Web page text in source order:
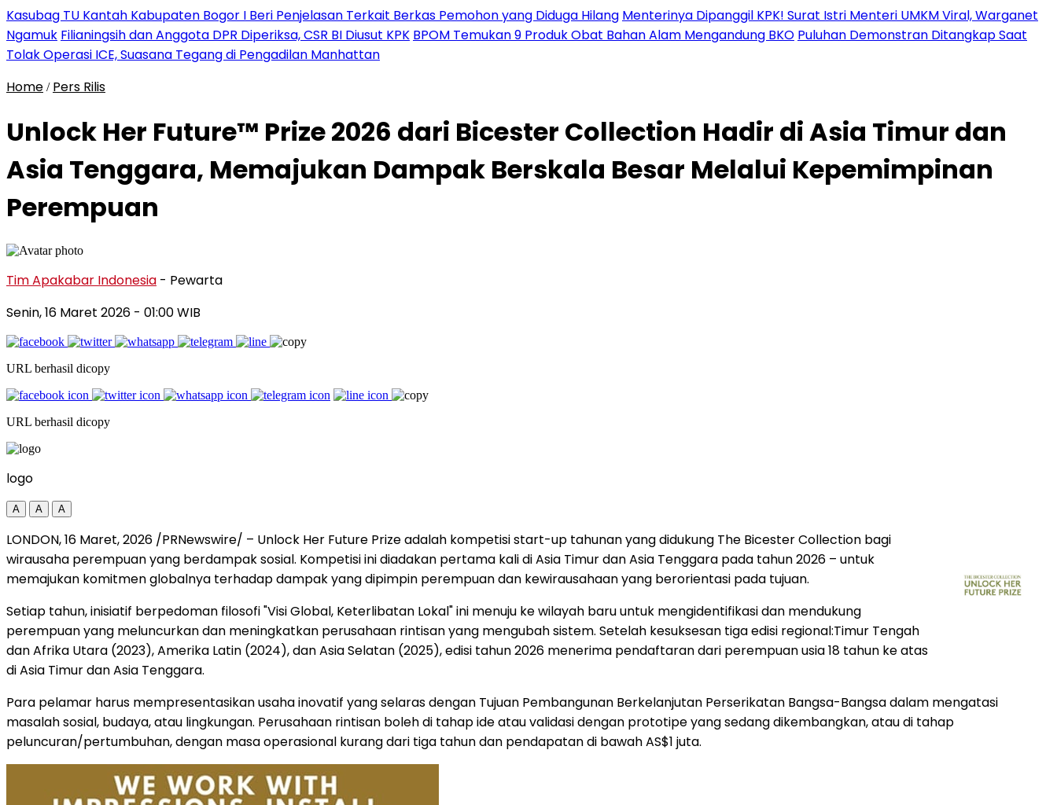
Kasubag TU Kantah Kabupaten Bogor I Beri Penjelasan Terkait Berkas Pemohon yang Diduga Hilang Menterinya Dipanggil KPK! Surat Istri Menteri UMKM Viral, Warganet
Ngamuk Filianingsih dan Anggota DPR Diperiksa, CSR BI Diusut KPK BPOM Temukan 9 Produk Obat Bahan Alam Mengandung BKO Puluhan Demonstran Ditangkap Saat
Tolak Operasi ICE, Suasana Tegang di Pengadilan Manhattan
Home / Pers Rilis
Unlock Her Future™ Prize 2026 dari Bicester Collection Hadir di Asia Timur dan
Asia Tenggara, Memajukan Dampak Berskala Besar Melalui Kepemimpinan
Perempuan
Tim Apakabar Indonesia - Pewarta
Senin, 16 Maret 2026 - 01:00 WIB
URL berhasil dicopy
URL berhasil dicopy
logo
A A A
LONDON,16 Maret, 2026 /PRNewswire/ – Unlock Her Future Prize adalah kompetisi start-up tahunan yang didukung The Bicester Collection bagi
wirausaha perempuan yang berdampak sosial. Kompetisi ini diadakan pertama kali di Asia Timur dan Asia Tenggara pada tahun 2026 – untuk
memajukan komitmen globalnya terhadap dampak yang dipimpin perempuan dan kewirausahaan yang berorientasi pada tujuan.
Setiap tahun, inisiatif berpedoman filosofi "Visi Global, Keterlibatan Lokal" ini menuju ke wilayah baru untuk mengidentifikasi dan mendukung
perempuan yang meluncurkan dan meningkatkan perusahaan rintisan yang mengubah sistem. Setelah kesuksesan tiga edisi regional:Timur Tengah
dan Afrika Utara (2023), Amerika Latin (2024), dan Asia Selatan (2025), edisi tahun 2026 menerima pendaftaran dari perempuan usia 18 tahun ke atas
di Asia Timur dan Asia Tenggara.
Para pelamar harus mempresentasikan usaha inovatif yang selaras dengan Tujuan Pembangunan Berkelanjutan Perserikatan Bangsa-Bangsa dalam mengatasi
masalah sosial, budaya, atau lingkungan. Perusahaan rintisan boleh di tahap ide atau validasi dengan prototipe yang sedang dikembangkan, atau di tahap
peluncuran/pertumbuhan, dengan masa operasional kurang dari tiga tahun dan pendapatan di bawah AS$1 juta.